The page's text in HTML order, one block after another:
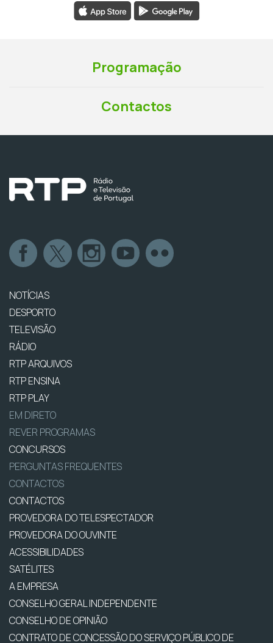
Programação
Contactos
NOTÍCIAS
DESPORTO
TELEVISÃO
RÁDIO
RTP ARQUIVOS
RTP ENSINA
RTP PLAY
EM DIRETO
REVER PROGRAMAS
CONCURSOS
PERGUNTAS FREQUENTES
CONTACTOS
CONTACTOS
PROVEDORA DO TELESPECTADOR
PROVEDORA DO OUVINTE
ACESSIBILIDADES
SATÉLITES
A EMPRESA
CONSELHO GERAL INDEPENDENTE
CONSELHO DE OPINIÃO
CONTRATO DE CONCESSÃO DO SERVIÇO PÚBLICO DE